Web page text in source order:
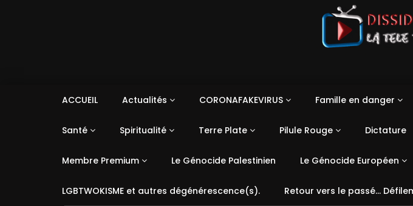
ACCUEIL Actualités CORONAFAKEVIRUS Famille en danger
Santé Spiritualité Terre Plate Pilule Rouge Dictature
Membre Premium Le Génocide Palestinien Le Génocide Européen
LGBTWOKISME et autres dégénérescence(s). Retour vers le passé…